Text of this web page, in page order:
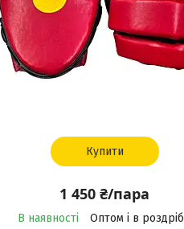
Купити
1 450 ₴/пара
В наявності Оптом і в роздріб